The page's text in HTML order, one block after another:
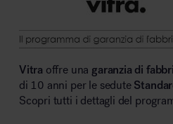
Vitra offre una garanzia di
di 10 anni per le sedute
Scopri tutti i dettagli del